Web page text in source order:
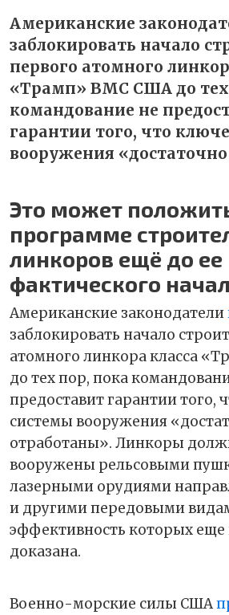
Американские
заблокировать начало
первого атомного
«Трамп» ВМС США до тех
командование не
гарантии того, что
вооружения
Это может
программе
линкоров ещё до ее
фактического
Американские законодатели
заблокировать начало
атомного линкора класса
до тех пор, пока
предоставит гарантии того,
системы вооружения
отработаны». Линкоры
вооружены рельсовыми
лазерными орудиями
и другими передовыми
эффективность которых еще
доказана.
Военно-морские силы США